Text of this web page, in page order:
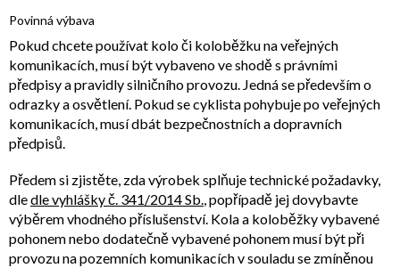
Povinná výbava
Pokud chcete používat kolo či koloběžku na veřejných
komunikacích, musí být vybaveno ve shodě s právními
předpisy a pravidly silničního provozu. Jedná se především o
odrazky a osvětlení. Pokud se cyklista pohybuje po veřejných
komunikacích, musí dbát bezpečnostních a dopravních
předpisů.
Předem si zjistěte, zda výrobek splňuje technické požadavky,
dledle vyhlášky č. 341/2014 Sb., popřípadě jej dovybavte
výběrem vhodného příslušenství. Kola a koloběžky vybavené
pohonem nebo dodatečně vybavené pohonem musí být při
provozu na pozemních komunikacích v souladu se zmíněnou